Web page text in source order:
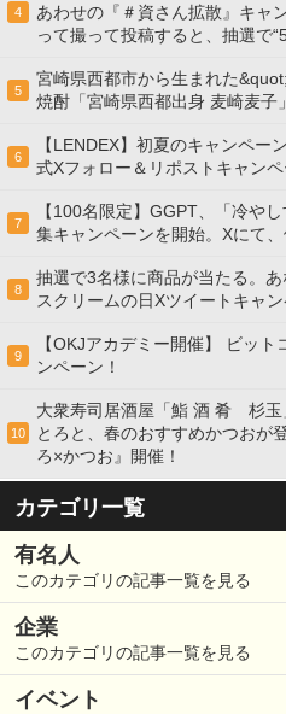
4
あわせの『＃資さん拡散』キャ
って撮って投稿すると、抽選で
5
宮崎県西都市から生まれた
焼酎「宮崎県西都出身 麦崎麦子
6
【LENDEX】初夏のキャンペー
式Xフォロー＆リポストキャン
7
【100名限定】GGPT、「冷や
集キャンペーンを開始。Xにて
8
抽選で3名様に商品が当たる。
スクリームの日Xツイートキャン
9
【OKJアカデミー開催】 ビッ
ンペーン！
10
大衆寿司居酒屋「鮨 酒 肴 杉玉
とろと、春のおすすめかつおが
ろ×かつお』開催！
カテゴリ一覧
有名人
このカテゴリの記事一覧を見る
企業
このカテゴリの記事一覧を見る
イベント